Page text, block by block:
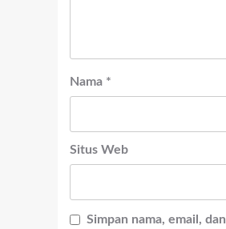
Nama *
Situs Web
Simpan nama, email,